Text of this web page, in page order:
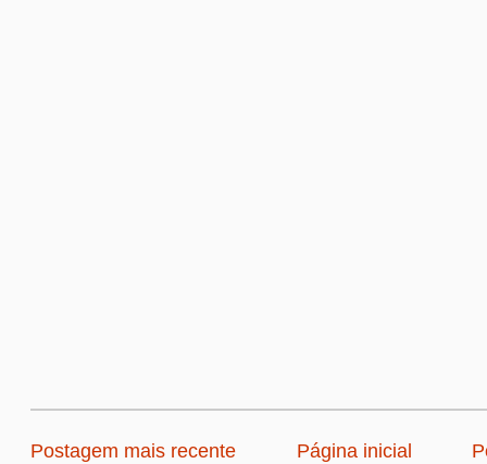
Postagem mais recente Página inicial